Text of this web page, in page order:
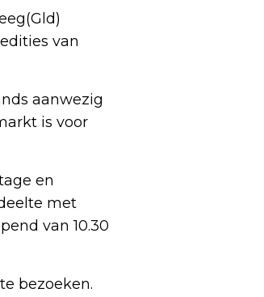
van
aanwezig
is voor
en
met
van 10.30
bezoeken.